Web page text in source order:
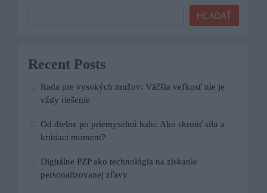
HĽADAŤ
Recent Posts
Rada pre vysokých mužov: Väčšia veľkosť nie je
vždy riešenie
Od dielne po priemyselnú halu: Ako skrotiť silu a
krútiaci moment?
Digitálne PZP ako technológia na získanie
personalizovanej zľavy